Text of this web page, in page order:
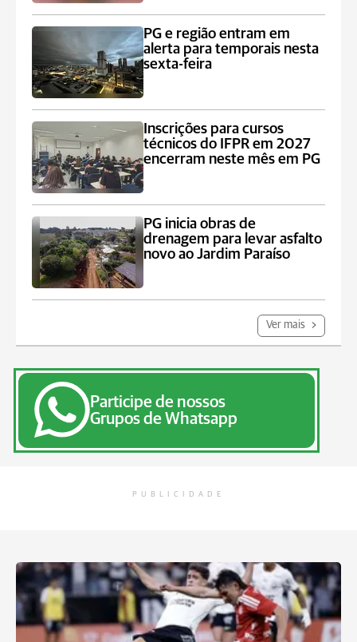
PG e região entram em
alerta para temporais nesta
sexta-feira
Inscrições para cursos
técnicos do IFPR em 2027
encerram neste mês em PG
PG inicia obras de
drenagem para levar asfalto
novo ao Jardim Paraíso
Ver mais
Participe de nossos
Grupos de Whatsapp
PUBLICIDADE